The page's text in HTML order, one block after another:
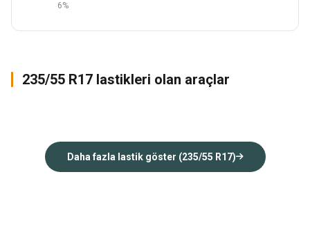
6%
235/55 R17 lastikleri olan araçlar
Q3 S-MAX A7
Daha fazla lastik göster (235/55 R17)